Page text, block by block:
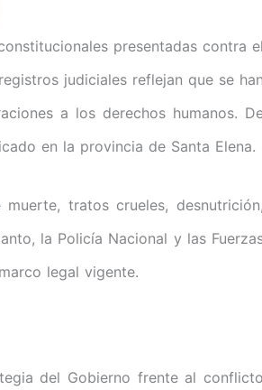
presentadas contra el
judiciales reflejan que se han
a los derechos humanos.
en la provincia de Santa Elena.
tratos crueles, desnutrición,
la Policía Nacional y las
legal vigente.
del Gobierno frente al conflicto